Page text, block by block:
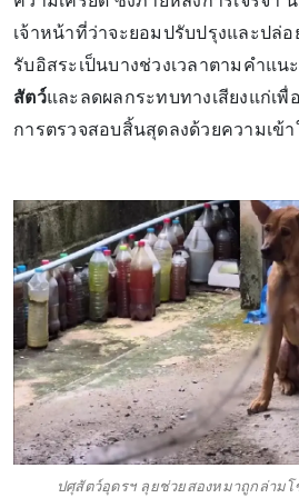
เจ้าหน้าที่ว่าจะยอมปรับปรุงและปล่อ
รับอิสระเป็นบางช่วงเวลาตามคำแน
สัตว์และลดผลกระทบทางเสียงแก่เ
การตรวจสอบสิ้นสุดลงด้วยความเข้
ปศุสัตว์อุดรฯ ลุยช่วยสองหมาถูกล่าม